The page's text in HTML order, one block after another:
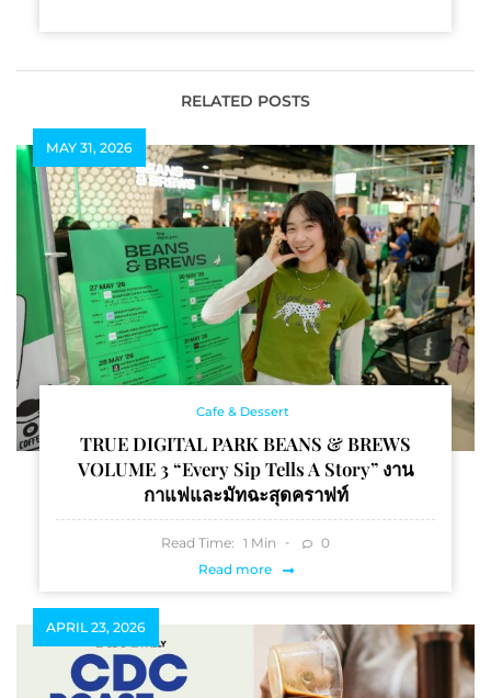
RELATED POSTS
MAY 31, 2026
Cafe & Dessert
TRUE DIGITAL PARK BEANS & BREWS
VOLUME 3 “Every Sip Tells A Story” งาน
กาแฟและมัทฉะสุดคราฟท์
Read Time: 1 Min
0
Read more
APRIL 23, 2026